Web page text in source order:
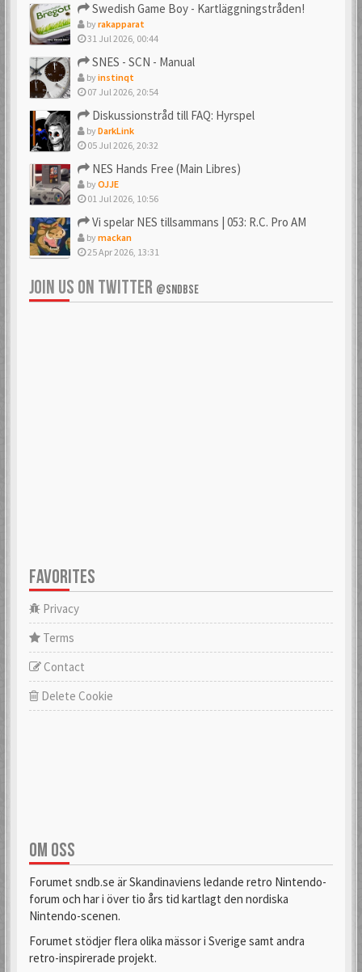
Swedish Game Boy - Kartläggningstråden!
byrakapparat
31 Jul 2026, 00:44
SNES - SCN - Manual
byinstinqt
07 Jul 2026, 20:54
Diskussionstråd till FAQ: Hyrspel
byDarkLink
05 Jul 2026, 20:32
NES Hands Free (Main Libres)
byOJJE
01 Jul 2026, 10:56
Vi spelar NES tillsammans | 053: R.C. Pro AM
bymackan
25 Apr 2026, 13:31
JOIN US ON TWITTER @SNDBSE
FAVORITES
Privacy
Terms
Contact
Delete Cookie
OM OSS
Forumet sndb.se är Skandinaviens ledande retro Nintendo-
forum och har i över tio års tid kartlagt den nordiska
Nintendo-scenen.
Forumet stödjer flera olika mässor i Sverige samt andra
retro-inspirerade projekt.